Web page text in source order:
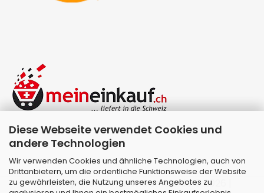
Diese Webseite verwendet Cookies und
andere Technologien
Wir verwenden Cookies und ähnliche Technologien, auch von
Drittanbietern, um die ordentliche Funktionsweise der Website
zu gewährleisten, die Nutzung unseres Angebotes zu
Webshop erstellenmit Gambio.de © 2026 |